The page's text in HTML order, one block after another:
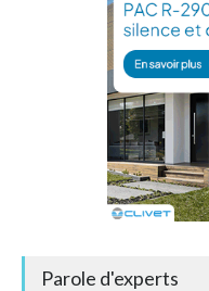
Parole d'experts